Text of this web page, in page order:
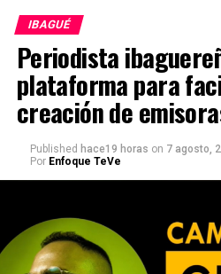
IBAGUÉ
Periodista
plataforma para
creación de
Published hace19 horas on 7 agosto,
Por Enfoque TeVe